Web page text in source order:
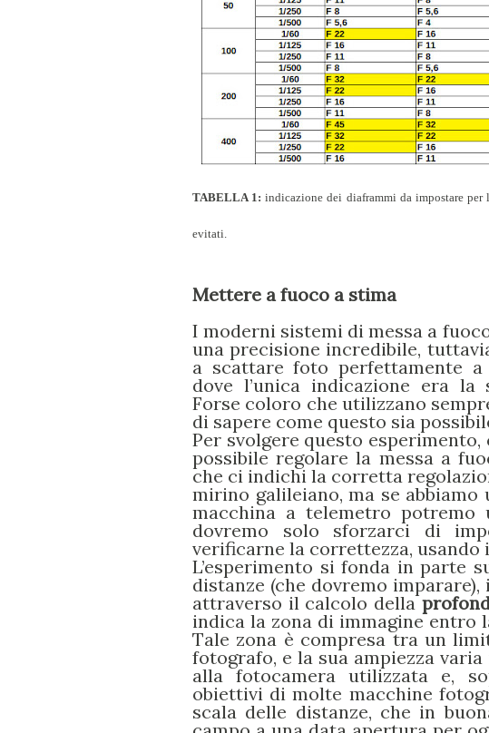
TABELLA 1: indicazione dei diaframmi da impostare
evitati.
Mettere a fuoco a stima
I moderni sistemi di messa a
una precisione incredibile,
a scattare foto perfettamente
dove l’unica indicazione era la
Forse coloro che utilizzano
di sapere come questo sia
Per svolgere questo
possibile regolare la messa a
che ci indichi la corretta
mirino galileiano, ma se
macchina a telemetro potremo
dovremo solo sforzarci di
verificarne la correttezza,
L’esperimento si fonda in parte
distanze (che dovremo
attraverso il calcolo della
indica la zona di immagine entro
Tale zona è compresa tra un
fotografo, e la sua ampiezza
alla fotocamera utilizzata e,
obiettivi di molte macchine
scala delle distanze, che in